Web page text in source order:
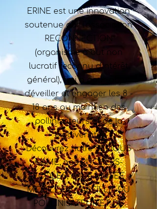
ERINE est une innovation
soutenue par l'association
RECONNECTION
(organisme à but non
lucratif reconnu d'intérêt
général), qui a pour objet
d'éveiller et engager les 8 -
18 ans au maintien des
pollinisateurs et de la
biodiversité.
Découvrez notre SERIOUS
GAME, nos RUCHERS-
ÉCOLES, notre MUSÉE
MOBILE DE L'ABEILLE, DU
POLLINISATEUR ET DE